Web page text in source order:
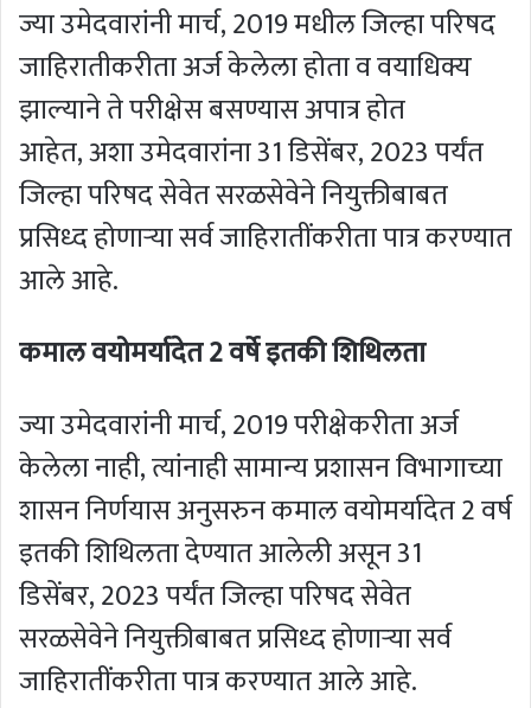
ज्या उमेदवारांनी मार्च, 2019 मधील जिल्हा परिषद
जाहिरातीकरीता अर्ज केलेला होता व वयाधिक्य
झाल्याने ते परीक्षेस बसण्यास अपात्र होत
आहेत, अशा उमेदवारांना 31 डिसेंबर, 2023 पर्यंत
जिल्हा परिषद सेवेत सरळसेवेने नियुक्तीबाबत
प्रसिध्द होणाऱ्या सर्व जाहिरातींकरीता पात्र करण्यात
आले आहे.
कमाल वयोमर्यादेत 2 वर्षे इतकी शिथिलता
ज्या उमेदवारांनी मार्च, 2019 परीक्षेकरीता अर्ज
केलेला नाही, त्यांनाही सामान्य प्रशासन विभागाच्या
शासन निर्णयास अनुसरुन कमाल वयोमर्यादेत 2 वर्ष
इतकी शिथिलता देण्यात आलेली असून 31
डिसेंबर, 2023 पर्यंत जिल्हा परिषद सेवेत
सरळसेवेने नियुक्तीबाबत प्रसिध्द होणाऱ्या सर्व
जाहिरातींकरीता पात्र करण्यात आले आहे.